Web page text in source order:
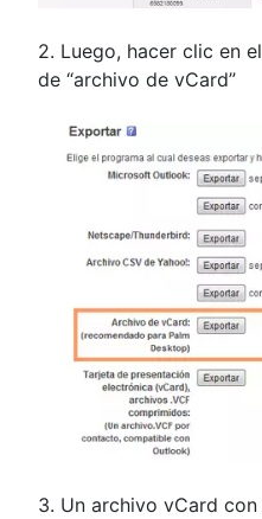
2. Luego, hacer clic en
de “archivo de vCard”
3. Un archivo vCard